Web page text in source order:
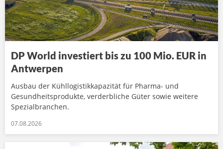
DP World investiert bis zu 100 Mio. EUR in
Antwerpen
Ausbau der Kühllogistikkapazität für Pharma- und
Gesundheitsprodukte, verderbliche Güter sowie weitere
Spezialbranchen.
07.08.2026